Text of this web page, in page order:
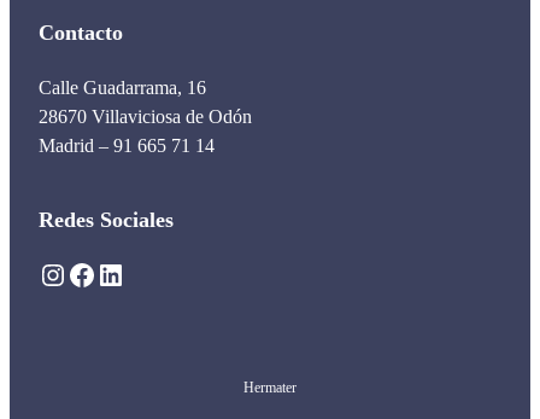
Contacto
Calle Guadarrama, 16
28670 Villaviciosa de Odón
Madrid – 91 665 71 14
Redes Sociales
Instagram Facebook LinkedIn
Hermater